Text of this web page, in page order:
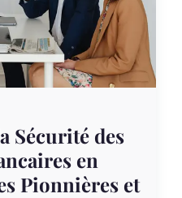
Sécurité des
en
Pionnières et